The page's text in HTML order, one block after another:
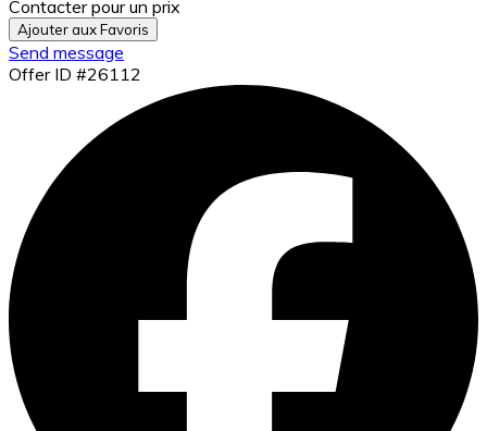
Contacter pour un prix
Ajouter aux Favoris
Send message
Offer ID #26112